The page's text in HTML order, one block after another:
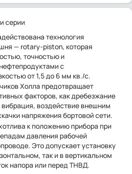
серии
технология
— rotary-piston, которая
точностью и
с
от 1,5 до 6 мм кв./с.
Холла предотвращает
факторов, как дребезжание
воздействие внешним
напряжения бортовой сети.
к положению прибора при
давления рабочей
Это допускает установку
так и в вертикальном
напора или перед ТНВД.